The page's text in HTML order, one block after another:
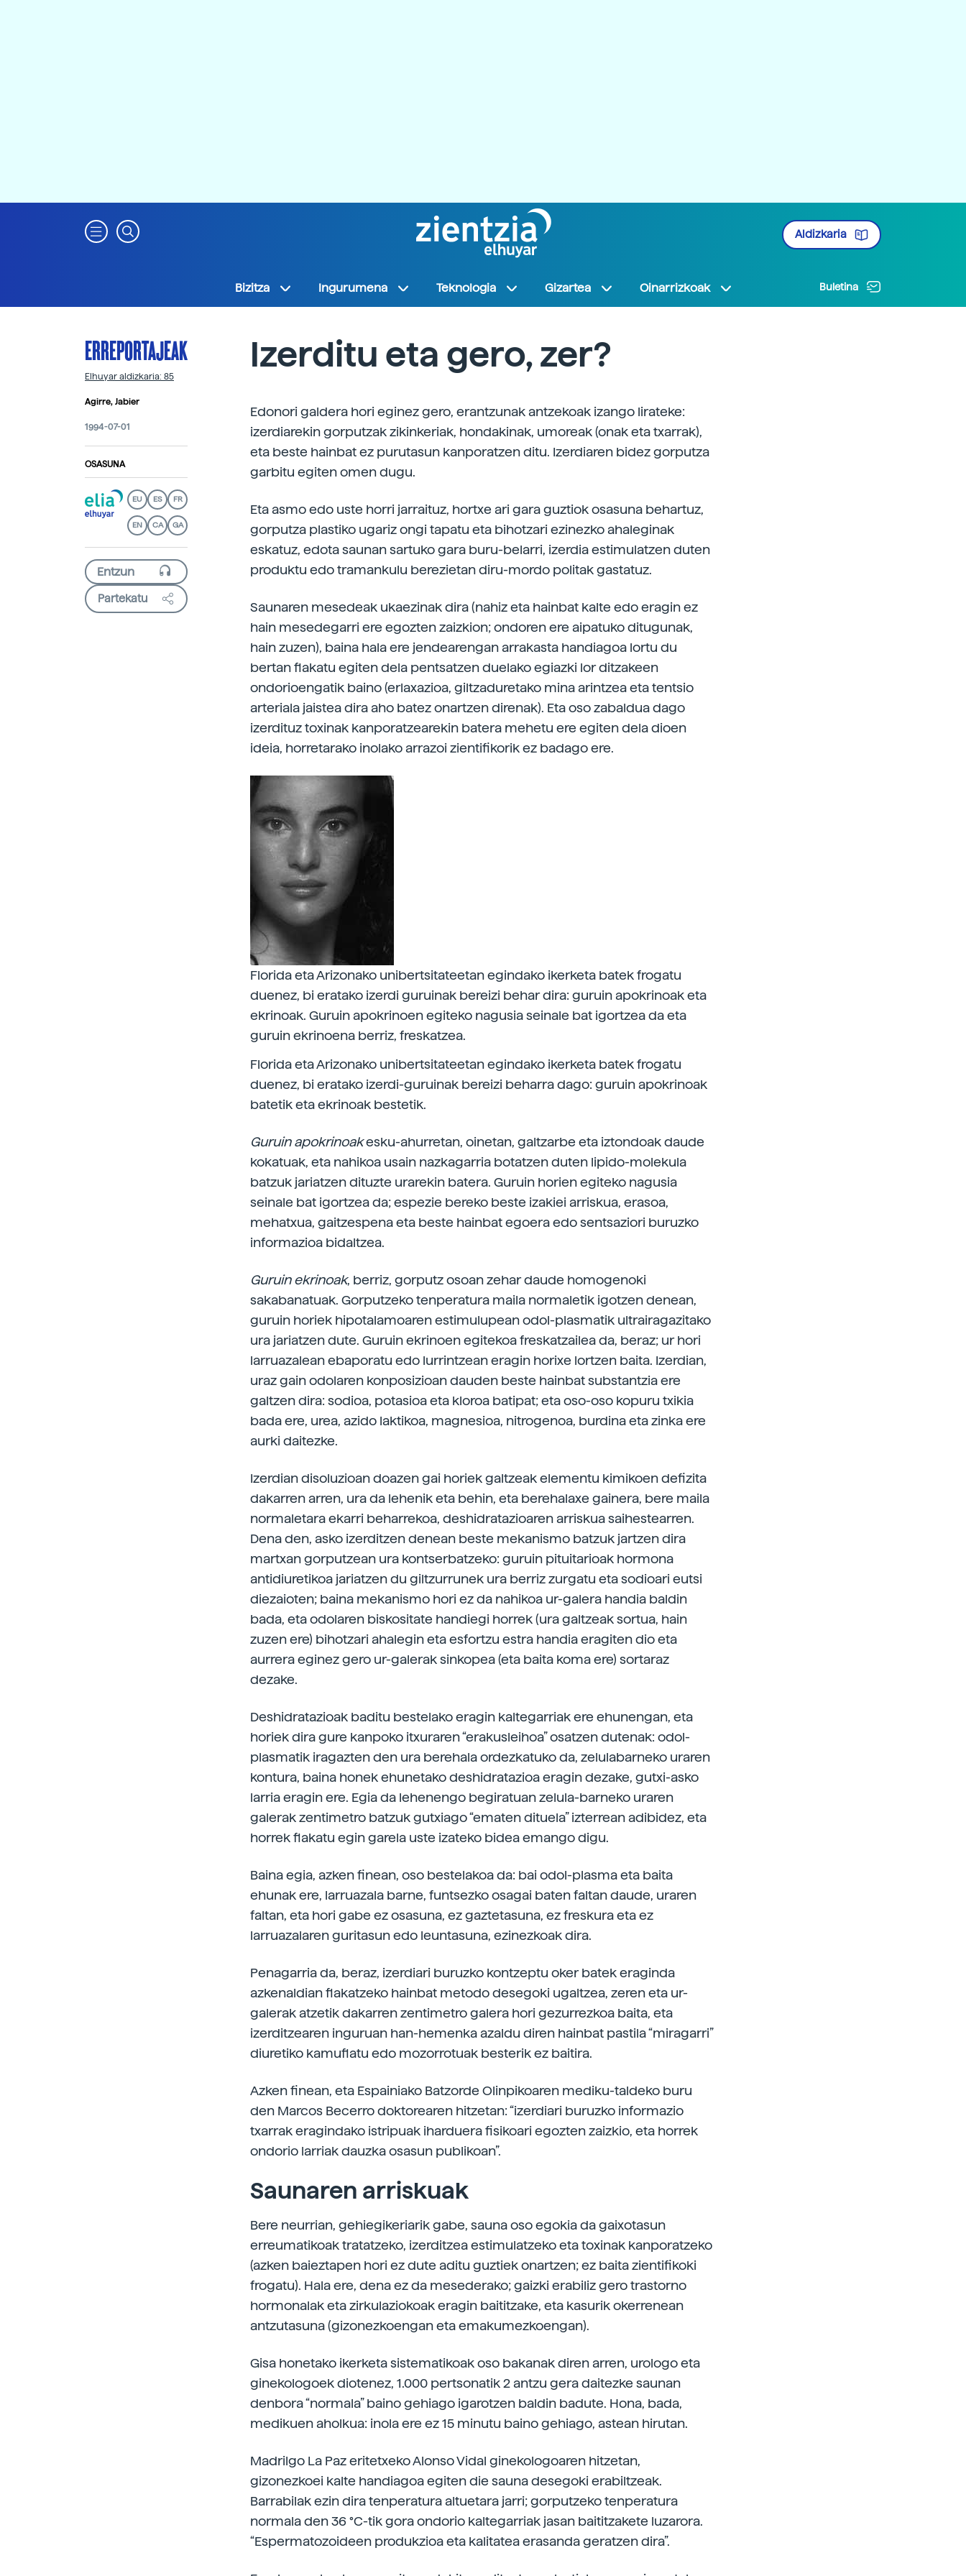
Aldizkaria
Bizitza Ingurumena Teknologia Gizartea Oinarrizkoak Buletina
ERREPORTAJEAK
Elhuyar aldizkaria: 85
Agirre, Jabier
1994-07-01
OSASUNA
EU ES FR
EN CA GA
Partekatu
Izerditu eta gero, zer?
Edonori galdera hori eginez gero, erantzunak antzekoak izango lirateke:
izerdiarekin gorputzak zikinkeriak, hondakinak, umoreak (onak eta txarrak),
eta beste hainbat ez purutasun kanporatzen ditu. Izerdiaren bidez gorputza
garbitu egiten omen dugu.
Eta asmo edo uste horri jarraituz, hortxe ari gara guztiok osasuna behartuz,
gorputza plastiko ugariz ongi tapatu eta bihotzari ezinezko ahaleginak
eskatuz, edota saunan sartuko gara buru-belarri, izerdia estimulatzen duten
produktu edo tramankulu berezietan diru-mordo politak gastatuz.
Saunaren mesedeak ukaezinak dira (nahiz eta hainbat kalte edo eragin ez
hain mesedegarri ere egozten zaizkion; ondoren ere aipatuko ditugunak,
hain zuzen), baina hala ere jendearengan arrakasta handiagoa lortu du
bertan flakatu egiten dela pentsatzen duelako egiazki lor ditzakeen
ondorioengatik baino (erlaxazioa, giltzaduretako mina arintzea eta tentsio
arteriala jaistea dira aho batez onartzen direnak). Eta oso zabaldua dago
izerdituz toxinak kanporatzearekin batera mehetu ere egiten dela dioen
ideia, horretarako inolako arrazoi zientifikorik ez badago ere.
Florida eta Arizonako unibertsitateetan egindako ikerketa batek frogatu
duenez, bi eratako izerdi guruinak bereizi behar dira: guruin apokrinoak eta
ekrinoak. Guruin apokrinoen egiteko nagusia seinale bat igortzea da eta
guruin ekrinoena berriz, freskatzea.
Florida eta Arizonako unibertsitateetan egindako ikerketa batek frogatu
duenez, bi eratako izerdi-guruinak bereizi beharra dago: guruin apokrinoak
batetik eta ekrinoak bestetik.
Guruin apokrinoakesku-ahurretan, oinetan, galtzarbe eta iztondoak daude
kokatuak, eta nahikoa usain nazkagarria botatzen duten lipido-molekula
batzuk jariatzen dituzte urarekin batera. Guruin horien egiteko nagusia
seinale bat igortzea da; espezie bereko beste izakiei arriskua, erasoa,
mehatxua, gaitzespena eta beste hainbat egoera edo sentsaziori buruzko
informazioa bidaltzea.
Guruin ekrinoak, berriz, gorputz osoan zehar daude homogenoki
sakabanatuak. Gorputzeko tenperatura maila normaletik igotzen denean,
guruin horiek hipotalamoaren estimulupean odol-plasmatik ultrairagazitako
ura jariatzen dute. Guruin ekrinoen egitekoa freskatzailea da, beraz; ur hori
larruazalean ebaporatu edo lurrintzean eragin horixe lortzen baita. Izerdian,
uraz gain odolaren konposizioan dauden beste hainbat substantzia ere
galtzen dira: sodioa, potasioa eta kloroa batipat; eta oso-oso kopuru txikia
bada ere, urea, azido laktikoa, magnesioa, nitrogenoa, burdina eta zinka ere
aurki daitezke.
Izerdian disoluzioan doazen gai horiek galtzeak elementu kimikoen defizita
dakarren arren, ura da lehenik eta behin, eta berehalaxe gainera, bere maila
normaletara ekarri beharrekoa, deshidratazioaren arriskua saihestearren.
Dena den, asko izerditzen denean beste mekanismo batzuk jartzen dira
martxan gorputzean ura kontserbatzeko: guruin pituitarioak hormona
antidiuretikoa jariatzen du giltzurrunek ura berriz zurgatu eta sodioari eutsi
diezaioten; baina mekanismo hori ez da nahikoa ur-galera handia baldin
bada, eta odolaren biskositate handiegi horrek (ura galtzeak sortua, hain
zuzen ere) bihotzari ahalegin eta esfortzu estra handia eragiten dio eta
aurrera eginez gero ur-galerak sinkopea (eta baita koma ere) sortaraz
dezake.
Deshidratazioak baditu bestelako eragin kaltegarriak ere ehunengan, eta
horiek dira gure kanpoko itxuraren “erakusleihoa” osatzen dutenak: odol-
plasmatik iragazten den ura berehala ordezkatuko da, zelulabarneko uraren
kontura, baina honek ehunetako deshidratazioa eragin dezake, gutxi-asko
larria eragin ere. Egia da lehenengo begiratuan zelula-barneko uraren
galerak zentimetro batzuk gutxiago “ematen dituela” izterrean adibidez, eta
horrek flakatu egin garela uste izateko bidea emango digu.
Baina egia, azken finean, oso bestelakoa da: bai odol-plasma eta baita
ehunak ere, larruazala barne, funtsezko osagai baten faltan daude, uraren
faltan, eta hori gabe ez osasuna, ez gaztetasuna, ez freskura eta ez
larruazalaren guritasun edo leuntasuna, ezinezkoak dira.
Penagarria da, beraz, izerdiari buruzko kontzeptu oker batek eraginda
azkenaldian flakatzeko hainbat metodo desegoki ugaltzea, zeren eta ur-
galerak atzetik dakarren zentimetro galera hori gezurrezkoa baita, eta
izerditzearen inguruan han-hemenka azaldu diren hainbat pastila “miragarri”
diuretiko kamuflatu edo mozorrotuak besterik ez baitira.
Azken finean, eta Espainiako Batzorde Olinpikoaren mediku-taldeko buru
den Marcos Becerro doktorearen hitzetan: “izerdiari buruzko informazio
txarrak eragindako istripuak iharduera fisikoari egozten zaizkio, eta horrek
ondorio larriak dauzka osasun publikoan”.
Saunaren arriskuak
Bere neurrian, gehiegikeriarik gabe, sauna oso egokia da gaixotasun
erreumatikoak tratatzeko, izerditzea estimulatzeko eta toxinak kanporatzeko
(azken baieztapen hori ez dute aditu guztiek onartzen; ez baita zientifikoki
frogatu). Hala ere, dena ez da mesederako; gaizki erabiliz gero trastorno
hormonalak eta zirkulaziokoak eragin baititzake, eta kasurik okerrenean
antzutasuna (gizonezkoengan eta emakumezkoengan).
Gisa honetako ikerketa sistematikoak oso bakanak diren arren, urologo eta
ginekologoek diotenez, 1.000 pertsonatik 2 antzu gera daitezke saunan
denbora “normala” baino gehiago igarotzen baldin badute. Hona, bada,
medikuen aholkua: inola ere ez 15 minutu baino gehiago, astean hirutan.
Madrilgo La Paz eritetxeko Alonso Vidal ginekologoaren hitzetan,
gizonezkoei kalte handiagoa egiten die sauna desegoki erabiltzeak.
Barrabilak ezin dira tenperatura altuetara jarri; gorputzeko tenperatura
normala den 36 °C-tik gora ondorio kaltegarriak jasan baititzakete luzarora.
“Espermatozoideen produkzioa eta kalitatea erasanda geratzen dira”.